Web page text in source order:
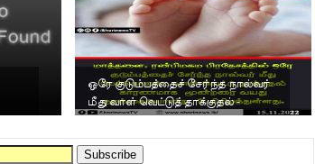
ஒரே குடும்பத்தைச் சேர்ந்த நால்வர்
மீது வாள் வெட்டுத் தாக்குதல் -